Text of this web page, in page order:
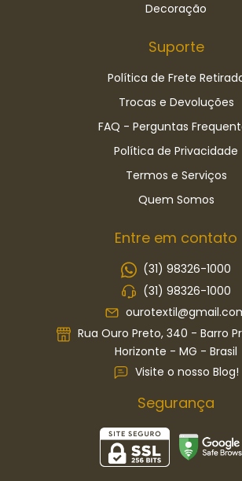
Decoração
Suporte
Política de Frete
Trocas e Devoluções
FAQ - Perguntas
Política de Privacidade
Termos e Serviços
Quem Somos
Entre em contato
(31) 98326-1000
(31) 98326-1000
Rua Ouro Preto, 340 - Barro
Horizonte - MG - Brasil
Visite o nosso Blog!
Segurança